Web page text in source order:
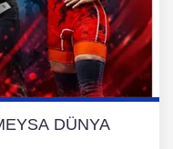
DÜNYA